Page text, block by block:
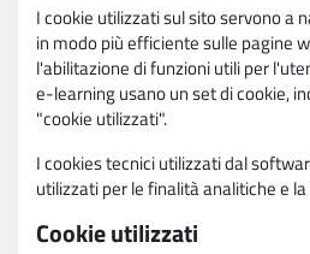
I cookie utilizzati sul sito servono a
in modo più efficiente sulle pagine
l'abilitazione di funzioni utili per
e-learning usano un set di cookie,
"cookie utilizzati".
I cookies tecnici utilizzati dal
utilizzati per le finalità analitiche e
Cookie utilizzati